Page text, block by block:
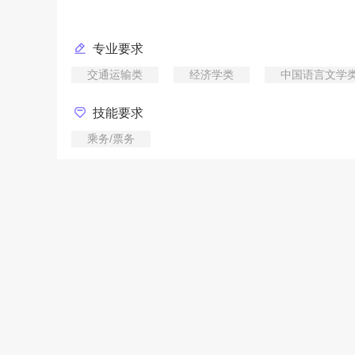
专业要求
交通运输类 经济学类 中国语言文学
技能要求
乘务/票务